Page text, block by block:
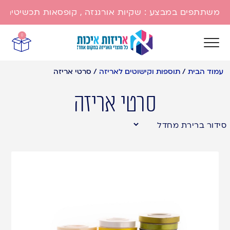
משתתפים במבצע : שקיות אורגנזה , קופסאות תכשיטים ,
0
עמוד הבית /תוספות וקישוטים לאריזה / סרטי אריזה
סרטי אריזה